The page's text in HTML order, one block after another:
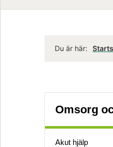
Du är här:
Omsorg
Akut hjälp